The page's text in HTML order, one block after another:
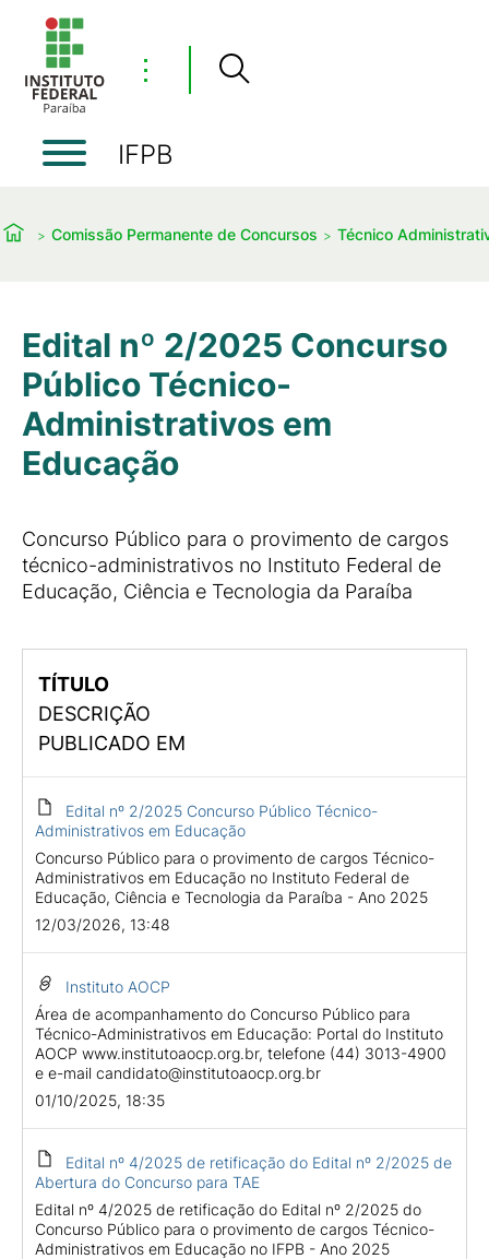
⋮
IFPB
Comissão Permanente de Concursos Técnico
Edital nº 2/2025 Concurso
Público Técnico-
Administrativos em
Educação
Concurso Público para o provimento de cargos
técnico-administrativos no Instituto Federal de
Educação, Ciência e Tecnologia da Paraíba
TÍTULO
DESCRIÇÃO
PUBLICADO EM
Edital nº 2/2025 Concurso Público Técnico-
Administrativos em Educação
Concurso Público para o provimento de cargos Técnico-
Administrativos em Educação no Instituto Federal de
Educação, Ciência e Tecnologia da Paraíba - Ano 2025
12/03/2026, 13:48
Instituto AOCP
Área de acompanhamento do Concurso Público para
Técnico-Administrativos em Educação: Portal do Instituto
AOCP www.institutoaocp.org.br, telefone (44) 3013-4900
e e-mail candidato@institutoaocp.org.br
01/10/2025, 18:35
Edital nº 4/2025 de retificação do Edital nº 2/2025 de
Abertura do Concurso para TAE
Edital nº 4/2025 de retificação do Edital nº 2/2025 do
Concurso Público para o provimento de cargos Técnico-
Administrativos em Educação no IFPB - Ano 2025